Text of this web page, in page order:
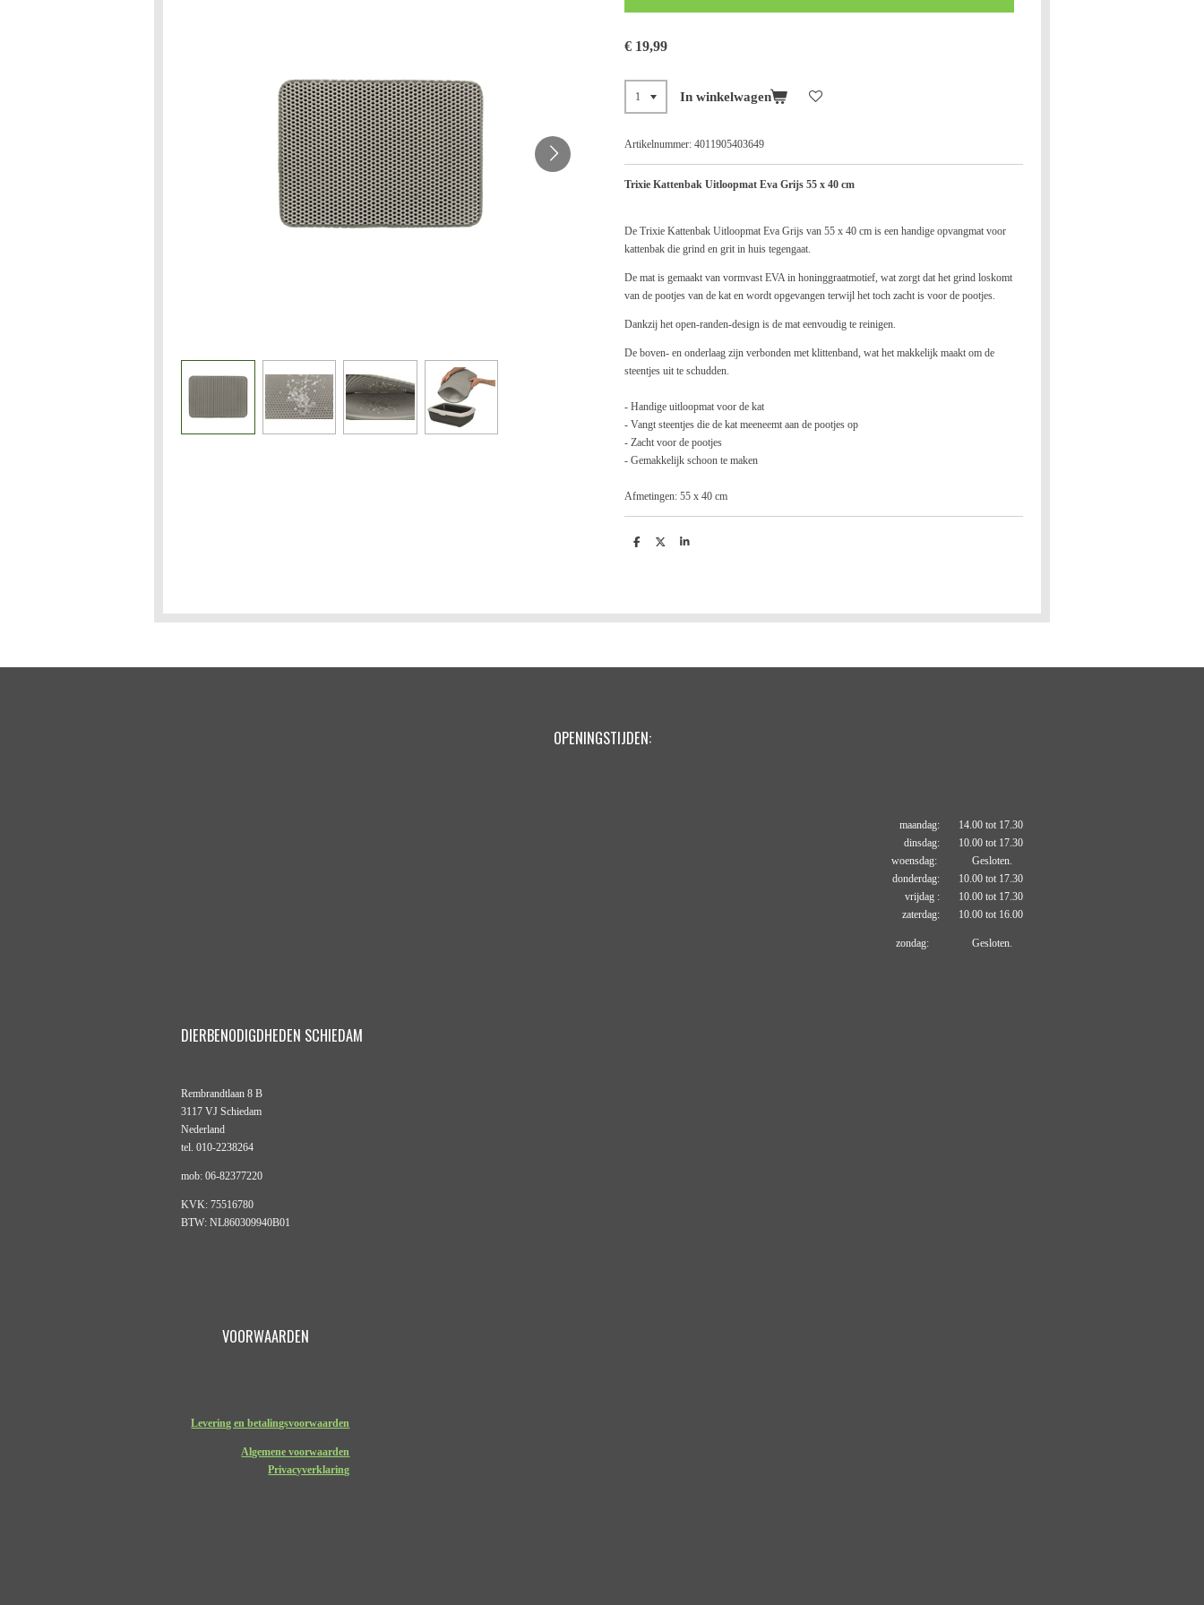
€ 19,99
In winkelwagen
Artikelnummer: 4011905403649
Trixie Kattenbak Uitloopmat Eva Grijs 55 x 40 cm
De Trixie Kattenbak Uitloopmat Eva Grijs van 55 x 40 cm is een handige opvangmat voor
kattenbak die grind en grit in huis tegengaat.
De mat is gemaakt van vormvast EVA in honinggraatmotief, wat zorgt dat het grind loskomt
van de pootjes van de kat en wordt opgevangen terwijl het toch zacht is voor de pootjes.
Dankzij het open-randen-design is de mat eenvoudig te reinigen.
De boven- en onderlaag zijn verbonden met klittenband, wat het makkelijk maakt om de
steentjes uit te schudden.
- Handige uitloopmat voor de kat
- Vangt steentjes die de kat meeneemt aan de pootjes op
- Zacht voor de pootjes
- Gemakkelijk schoon te maken
Afmetingen: 55 x 40 cm
D
D
S
OPENINGSTIJDEN:
maandag: 14.00 tot 17.30
dinsdag: 10.00 tot 17.30
woensdag: Gesloten.
donderdag: 10.00 tot 17.30
vrijdag : 10.00 tot 17.30
zaterdag: 10.00 tot 16.00
zondag: Gesloten.
DIERBENODIGDHEDEN SCHIEDAM
Rembrandtlaan 8 B
3117 VJ Schiedam
Nederland
tel. 010-2238264
mob: 06-82377220
KVK: 75516780
BTW: NL860309940B01
VOORWAARDEN
Levering en betalingsvoorwaarden
Algemene voorwaarden
Privacyverklaring